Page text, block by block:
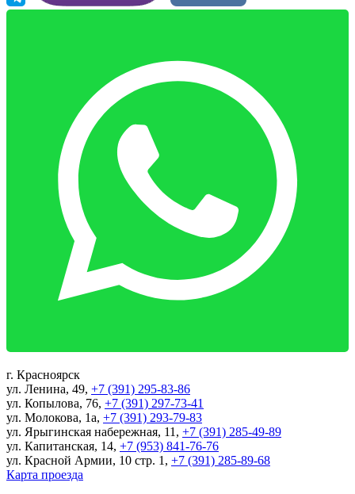
г. Красноярск
ул. Ленина, 49, +7 (391) 295-83-86
ул. Копылова, 76, +7 (391) 297-73-41
ул. Молокова, 1а, +7 (391) 293-79-83
ул. Ярыгинская набережная, 11 , +7 (391) 285-49-89
ул. Капитанская, 14, +7 (953) 841-76-76
ул. Красной Армии, 10 стр. 1 , +7 (391) 285-89-68
Карта проезда